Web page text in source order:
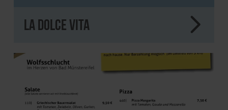
La Dolce Vita